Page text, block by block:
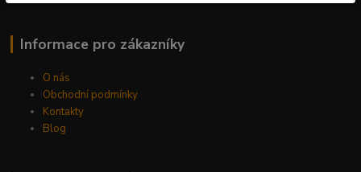
Informace pro zákazníky
O nás
Obchodní podmínky
Kontakty
Blog